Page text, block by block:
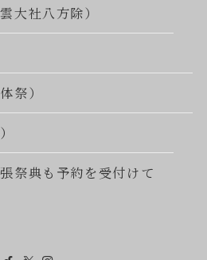
大社八方除）
祭）
祭典も予約を受付けて